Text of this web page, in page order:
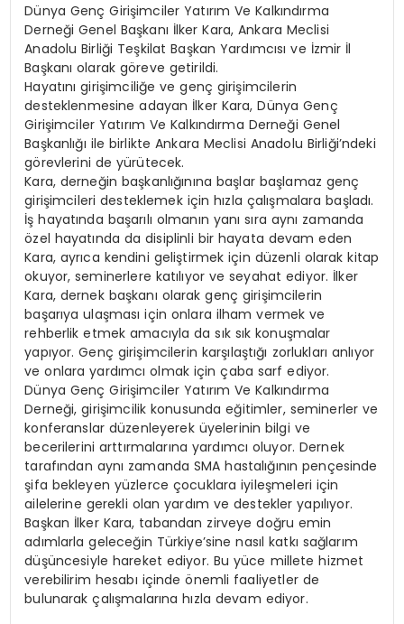
Dünya Genç Girişimciler Yatırım Ve Kalkındırma
Derneği Genel Başkanı İlker Kara, Ankara Meclisi
Anadolu Birliği Teşkilat Başkan Yardımcısı ve İzmir İl
Başkanı olarak göreve getirildi.
Hayatını girişimciliğe ve genç girişimcilerin
desteklenmesine adayan İlker Kara, Dünya Genç
Girişimciler Yatırım Ve Kalkındırma Derneği Genel
Başkanlığı ile birlikte Ankara Meclisi Anadolu Birliği’ndeki
görevlerini de yürütecek.
Kara, derneğin başkanlığınına başlar başlamaz genç
girişimcileri desteklemek için hızla çalışmalara başladı.
İş hayatında başarılı olmanın yanı sıra aynı zamanda
özel hayatında da disiplinli bir hayata devam eden
Kara, ayrıca kendini geliştirmek için düzenli olarak kitap
okuyor, seminerlere katılıyor ve seyahat ediyor. İlker
Kara, dernek başkanı olarak genç girişimcilerin
başarıya ulaşması için onlara ilham vermek ve
rehberlik etmek amacıyla da sık sık konuşmalar
yapıyor. Genç girişimcilerin karşılaştığı zorlukları anlıyor
ve onlara yardımcı olmak için çaba sarf ediyor.
Dünya Genç Girişimciler Yatırım Ve Kalkındırma
Derneği, girişimcilik konusunda eğitimler, seminerler ve
konferanslar düzenleyerek üyelerinin bilgi ve
becerilerini arttırmalarına yardımcı oluyor. Dernek
tarafından aynı zamanda SMA hastalığının pençesinde
şifa bekleyen yüzlerce çocuklara iyileşmeleri için
ailelerine gerekli olan yardım ve destekler yapılıyor.
Başkan İlker Kara, tabandan zirveye doğru emin
adımlarla geleceğin Türkiye’sine nasıl katkı sağlarım
düşüncesiyle hareket ediyor. Bu yüce millete hizmet
verebilirim hesabı içinde önemli faaliyetler de
bulunarak çalışmalarına hızla devam ediyor.